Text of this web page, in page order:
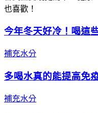
也喜歡！
今年冬天好冷！喝這
補充水分
多喝水真的能提高免
補充水分